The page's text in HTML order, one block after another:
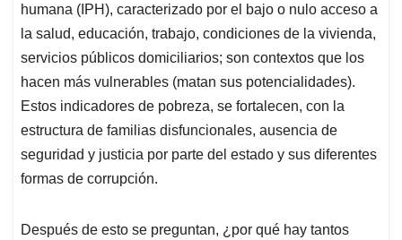
humana (IPH), caracterizado por el bajo o nulo acceso a
la salud, educación, trabajo, condiciones de la vivienda,
servicios públicos domiciliarios; son contextos que los
hacen más vulnerables (matan sus potencialidades).
Estos indicadores de pobreza, se fortalecen, con la
estructura de familias disfuncionales, ausencia de
seguridad y justicia por parte del estado y sus diferentes
formas de corrupción.
Después de esto se preguntan, ¿por qué hay tantos